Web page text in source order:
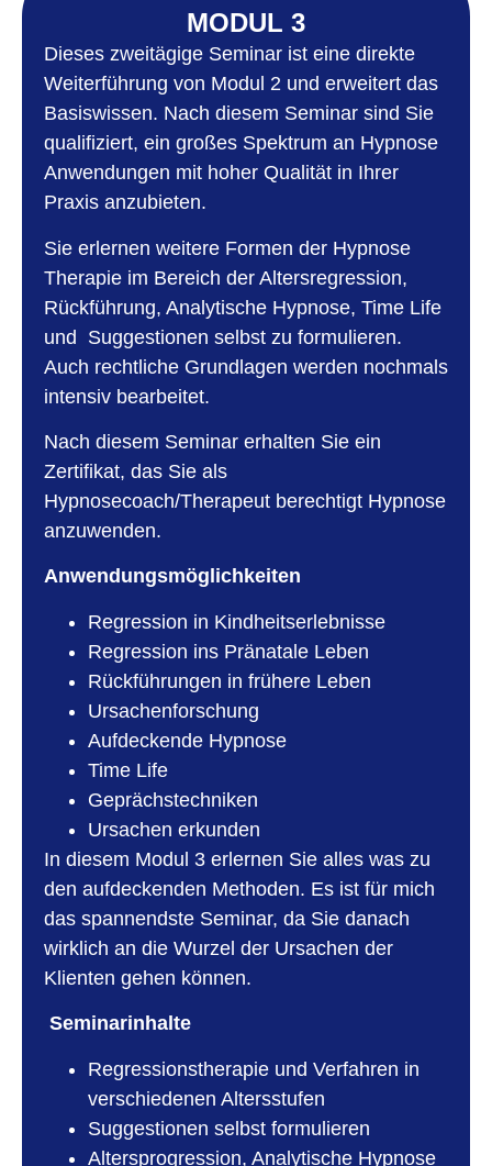
MODUL 3
Dieses zweitägige Seminar ist eine direkte
Weiterführung von Modul 2 und erweitert das
Basiswissen. Nach diesem Seminar sind Sie
qualifiziert, ein großes Spektrum an Hypnose
Anwendungen mit hoher Qualität in Ihrer
Praxis anzubieten.
Sie erlernen weitere Formen der Hypnose
Therapie im Bereich der Altersregression,
Rückführung, Analytische Hypnose, Time Life
und Suggestionen selbst zu formulieren.
Auch rechtliche Grundlagen werden nochmals
intensiv bearbeitet.
Nach diesem Seminar erhalten Sie ein
Zertifikat, das Sie als
Hypnosecoach/Therapeut berechtigt Hypnose
anzuwenden.
Anwendungsmöglichkeiten
Regression in Kindheitserlebnisse
Regression ins Pränatale Leben
Rückführungen in frühere Leben
Ursachenforschung
Aufdeckende Hypnose
Time Life
Geprächstechniken
Ursachen erkunden
In diesem Modul 3 erlernen Sie alles was zu
den aufdeckenden Methoden. Es ist für mich
das spannendste Seminar, da Sie danach
wirklich an die Wurzel der Ursachen der
Klienten gehen können.
Seminarinhalte
Regressionstherapie und Verfahren in
verschiedenen Altersstufen
Suggestionen selbst formulieren
Altersprogression, Analytische Hypnose